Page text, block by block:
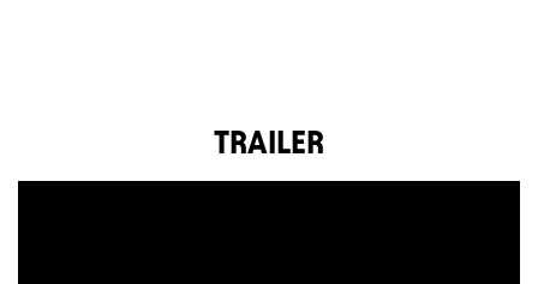
TRAILER